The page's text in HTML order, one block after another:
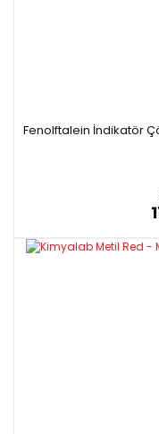
Fenolftalein İndikatör